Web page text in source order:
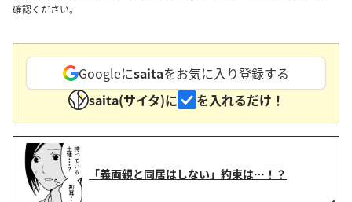
確認ください。
Googleにsaitaをお気に入り登録する
saita(サイタ)に
を入れるだけ！
「義両親と同居はしない」約束は…！？